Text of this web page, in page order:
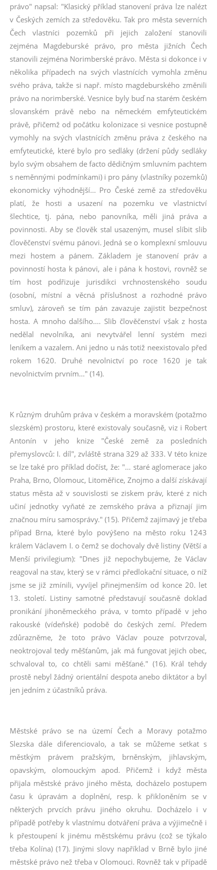
právo" napsal: "Klasický příklad stanovení práva lze nalézt
v Českých zemích za středověku. Tak pro města severních
Čech vlastníci pozemků při jejich založení stanovili
zejména Magdeburské právo, pro města jižních Čech
stanovili zejména Norimberské právo. Města si dokonce i v
několika případech na svých vlastnících vymohla změnu
svého práva, takže si např. místo magdeburského změnili
právo na norimberské. Vesnice byly buď na starém českém
slovanském právě nebo na německém emfyteutickém
právě, přičemž od počátku kolonizace si vesnice postupně
vymohly na svých vlastnících změnu práva z českého na
emfyteutické, které bylo pro sedláky (držení půdy sedláky
bylo svým obsahem de facto dědičným smluvním pachtem
s neměnnými podmínkami) i pro pány (vlastníky pozemků)
ekonomicky výhodnější... Pro České země za středověku
platí, že hosti a usazení na pozemku ve vlastnictví
šlechtice, tj. pána, nebo panovníka, měli jiná práva a
povinnosti. Aby se člověk stal usazeným, musel slíbit slib
člověčenství svému pánovi. Jedná se o komplexní smlouvu
mezi hostem a pánem. Základem je stanovení práv a
povinností hosta k pánovi, ale i pána k hostovi, rovněž se
tím host podřizuje jurisdikci vrchnostenského soudu
(osobní, místní a věcná příslušnost a rozhodné právo
smluv), zároveň se tím pán zavazuje zajistit bezpečnost
hosta. A mnoho dalšího.... Slib člověčenství však z hosta
nedělal nevolníka, ani nevytvářel lenní systém mezi
leníkem a vazalem. Ani jedno u nás totiž neexistovalo před
rokem 1620. Druhé nevolnictví po roce 1620 je tak
nevolnictvím prvním..." (14).
K různým druhům práva v českém a moravském (potažmo
slezském) prostoru, které existovaly současně, viz i Robert
Antonín v jeho knize "České země za posledních
přemyslovců: I. díl", zvláště strana 329 až 333. V této knize
se lze také pro příklad dočíst, že: "... staré aglomerace jako
Praha, Brno, Olomouc, Litoměřice, Znojmo a další získávají
status města až v souvislosti se ziskem práv, které z nich
učiní jednotky vyňaté ze zemského práva a přiznají jim
značnou míru samosprávy." (15). Přičemž zajímavý je třeba
případ Brna, které bylo povýšeno na město roku 1243
králem Václavem I. o čemž se dochovaly dvě listiny (Větší a
Menší privilegium): "Dnes již nepochybujeme, že Václav
reagoval na stav, který se v rámci předlokační situace, o níž
jsme se již zmínili, vyvíjel přinejmenším od konce 20. let
13. století. Listiny samotné představují současně doklad
pronikání jihoněmeckého práva, v tomto případě v jeho
rakouské (vídeňské) podobě do českých zemí. Předem
zdůrazněme, že toto právo Václav pouze potvrzoval,
neoktrojoval tedy měšťanům, jak má fungovat jejich obec,
schvaloval to, co chtěli sami měšťané." (16). Král tehdy
prostě nebyl žádný orientální despota anebo diktátor a byl
jen jedním z účastníků práva.
Městské právo se na území Čech a Moravy potažmo
Slezska dále diferenciovalo, a tak se můžeme setkat s
městkým právem pražským, brněnským, jihlavským,
opavským, olomouckým apod. Přičemž i když města
přijala městské právo jiného města, docházelo postupem
času k úpravám a doplnění, resp. k přikloněním se v
některých prvcích právu jiného okruhu. Docházelo i v
případě potřeby k vlastnímu dotváření práva a výjimečně i
k přestoupení k jinému městskému právu (což se týkalo
třeba Kolína) (17). Jinými slovy například v Brně bylo jiné
městské právo než třeba v Olomouci. Rovněž tak v případě